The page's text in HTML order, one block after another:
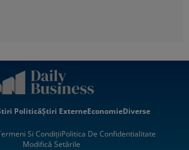
PoliticăȘtiri ExterneEconomieDiverse
Si CondițiiPolitica De Confidentialitate
Modifică Setările